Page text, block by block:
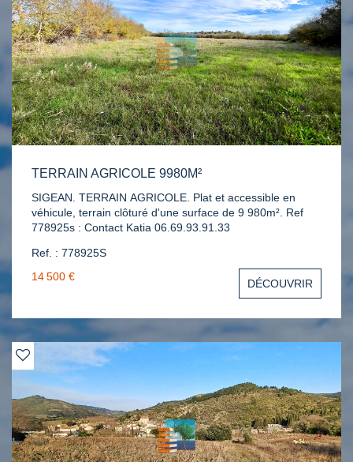
TERRAIN AGRICOLE 9980M²
SIGEAN. TERRAIN AGRICOLE. Plat et accessible en
véhicule, terrain clôturé d'une surface de 9 980m². Ref
778925s : Contact Katia 06.69.93.91.33
Ref. : 778925S
14 500 €
DÉCOUVRIR